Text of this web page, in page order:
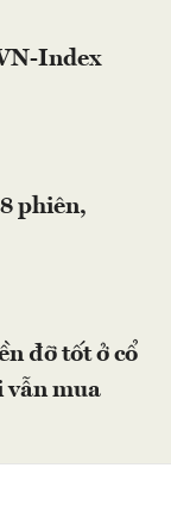
Index
phiên,
đỡ tốt ở cổ
vẫn mua